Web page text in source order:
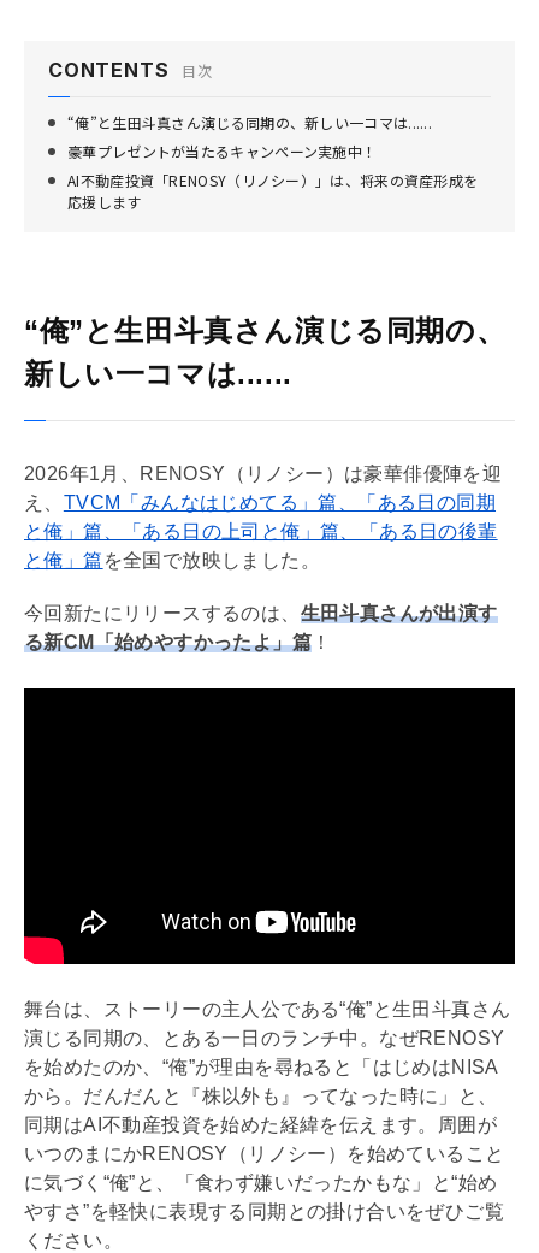
CONTENTS 目次
“俺”と生田斗真さん演じる同期の、新しい一コマは......
豪華プレゼントが当たるキャンペーン実施中！
AI不動産投資「RENOSY（リノシー）」は、将来の資産形成を
応援します
“俺”と生田斗真さん演じる同期の、
新しい一コマは......
2026年1月、RENOSY（リノシー）は豪華俳優陣を迎
え、 TVCM「みんなはじめてる」篇、「ある日の同期
と俺」篇、「ある日の上司と俺」篇、「ある日の後輩
と俺」篇 を全国で放映しました。
今回新たにリリースするのは、 生田斗真さんが出演す
る新CM「始めやすかったよ」篇 ！
舞台は、ストーリーの主人公である“俺”と生田斗真さん
演じる同期の、とある一日のランチ中。なぜRENOSY
を始めたのか、“俺”が理由を尋ねると「はじめはNISA
から。だんだんと『株以外も』ってなった時に」と、
同期はAI不動産投資を始めた経緯を伝えます。周囲が
いつのまにかRENOSY（リノシー）を始めていること
に気づく“俺”と、「食わず嫌いだったかもな」と“始め
やすさ”を軽快に表現する同期との掛け合いをぜひご覧
ください。